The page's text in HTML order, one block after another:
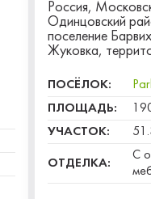
Россия,
Одинцовский
поселение
Жуковка,
ПОСЁЛОК:
ПЛОЩАДЬ:
УЧАСТОК:
ОТДЕЛКА:
С